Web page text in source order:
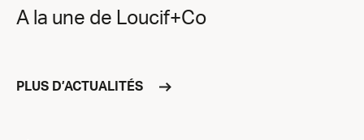
A la une de Loucif+Co
PLUS D’ACTUALITÉS